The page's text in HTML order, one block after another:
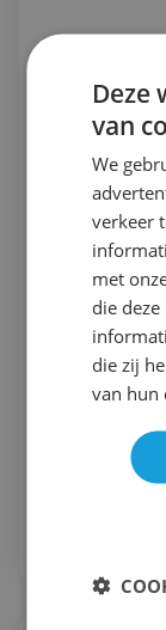
Tabouret
in
Deze
van
We
verkeer
met
die
die zij
van hun